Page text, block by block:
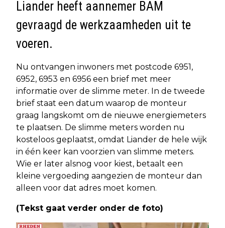
Liander heeft aannemer BAM
gevraagd de werkzaamheden uit te
voeren.
Nu ontvangen inwoners met postcode 6951,
6952, 6953 en 6956 een brief met meer
informatie over de slimme meter. In de tweede
brief staat een datum waarop de monteur
graag langskomt om de nieuwe energiemeters
te plaatsen. De slimme meters worden nu
kosteloos geplaatst, omdat Liander de hele wijk
in één keer kan voorzien van slimme meters.
Wie er later alsnog voor kiest, betaalt een
kleine vergoeding aangezien de monteur dan
alleen voor dat adres moet komen.
(Tekst gaat verder onder de foto)